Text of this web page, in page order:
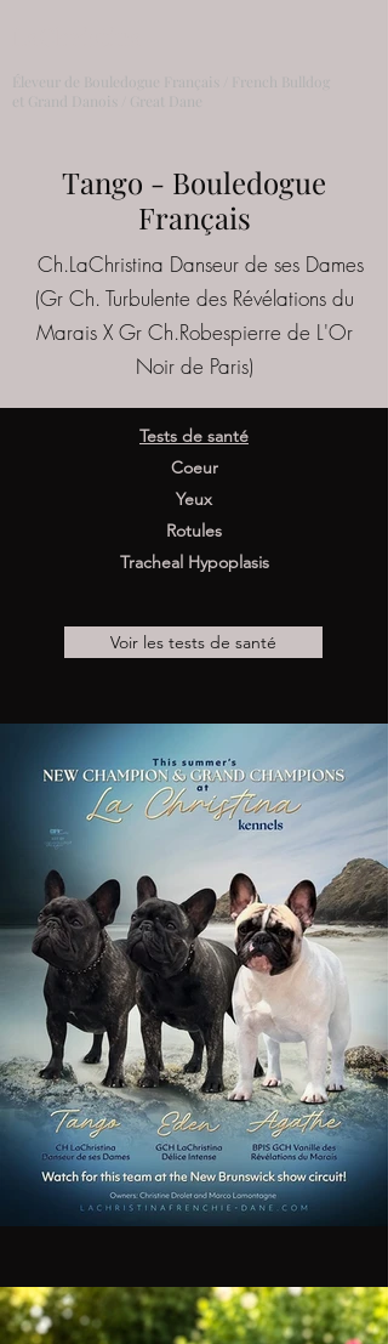
Éleveur de Bouledogue Français / French Bulldog
et Grand Danois / Great Dane
Tango - Bouledogue
Français
Ch.LaChristina Danseur de ses Dames
(Gr Ch. Turbulente des Révélations du
Marais X Gr Ch.Robespierre de L'Or
Noir de Paris)
Tests de santé
Coeur
Yeux
Rotules
Tracheal Hypoplasis
Voir les tests de santé